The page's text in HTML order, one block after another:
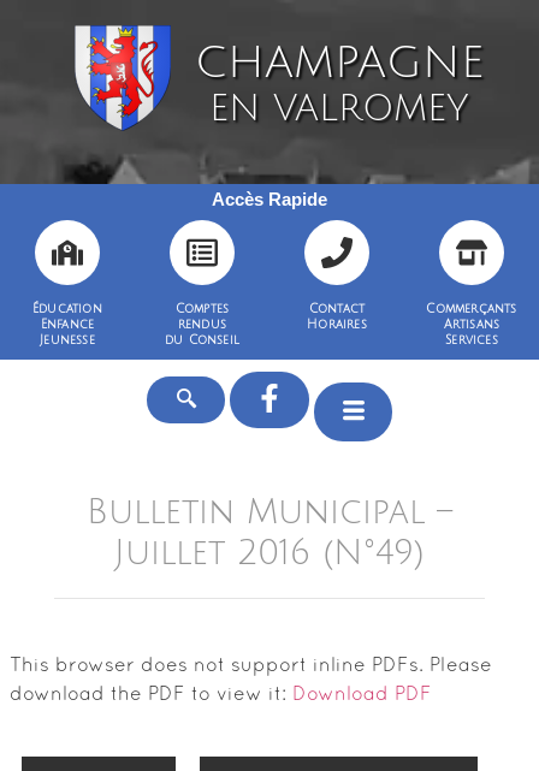
CHAMPAGNE
EN VALROMEY
Accès Rapide
Éducation
Enfance
Jeunesse
Comptes
rendus
du Conseil
Contact
Horaires
Commerçants
Artisans
Services
Bulletin Municipal –
Juillet 2016 (n°49)
This browser does not support inline PDFs. Please
download the PDF to view it: Download PDF